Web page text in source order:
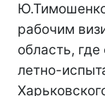
рабочим
область,
летно-